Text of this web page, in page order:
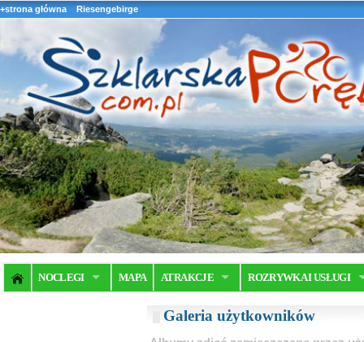
+strona główna Riesengebirge
NOCLEGI MAPA ATRAKCJE ROZRYWKA I USŁUGI
Galeria użytkowników